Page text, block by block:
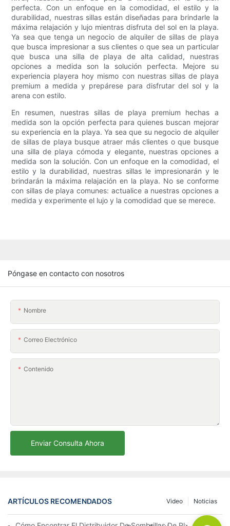
perfecta. Con un enfoque en la comodidad, el estilo y la
durabilidad, nuestras sillas están diseñadas para brindarle la
máxima relajación y lujo mientras disfruta del sol en la playa.
Ya sea que tenga un negocio de alquiler de sillas de playa
que busca impresionar a sus clientes o que sea un particular
que busca una silla de playa de alta calidad, nuestras
opciones a medida son la solución perfecta. Mejore su
experiencia playera hoy mismo con nuestras sillas de playa
premium a medida y prepárese para disfrutar del sol y la
arena con estilo.
En resumen, nuestras sillas de playa premium hechas a
medida son la opción perfecta para quienes buscan mejorar
su experiencia en la playa. Ya sea que su negocio de alquiler
de sillas de playa busque atraer más clientes o que busque
una silla de playa cómoda y elegante, nuestras opciones a
medida son la solución. Con un enfoque en la comodidad, el
estilo y la durabilidad, nuestras sillas le impresionarán y le
brindarán la máxima relajación en la playa. No se conforme
con sillas de playa comunes: actualice a nuestras opciones a
medida y experimente el lujo y la comodidad que se merece.
Póngase en contacto con nosotros
Nombre
Correo Electrónico
Contenido
Enviar Consulta Ahora
ARTÍCULOS RECOMENDADOS Noticias
Video